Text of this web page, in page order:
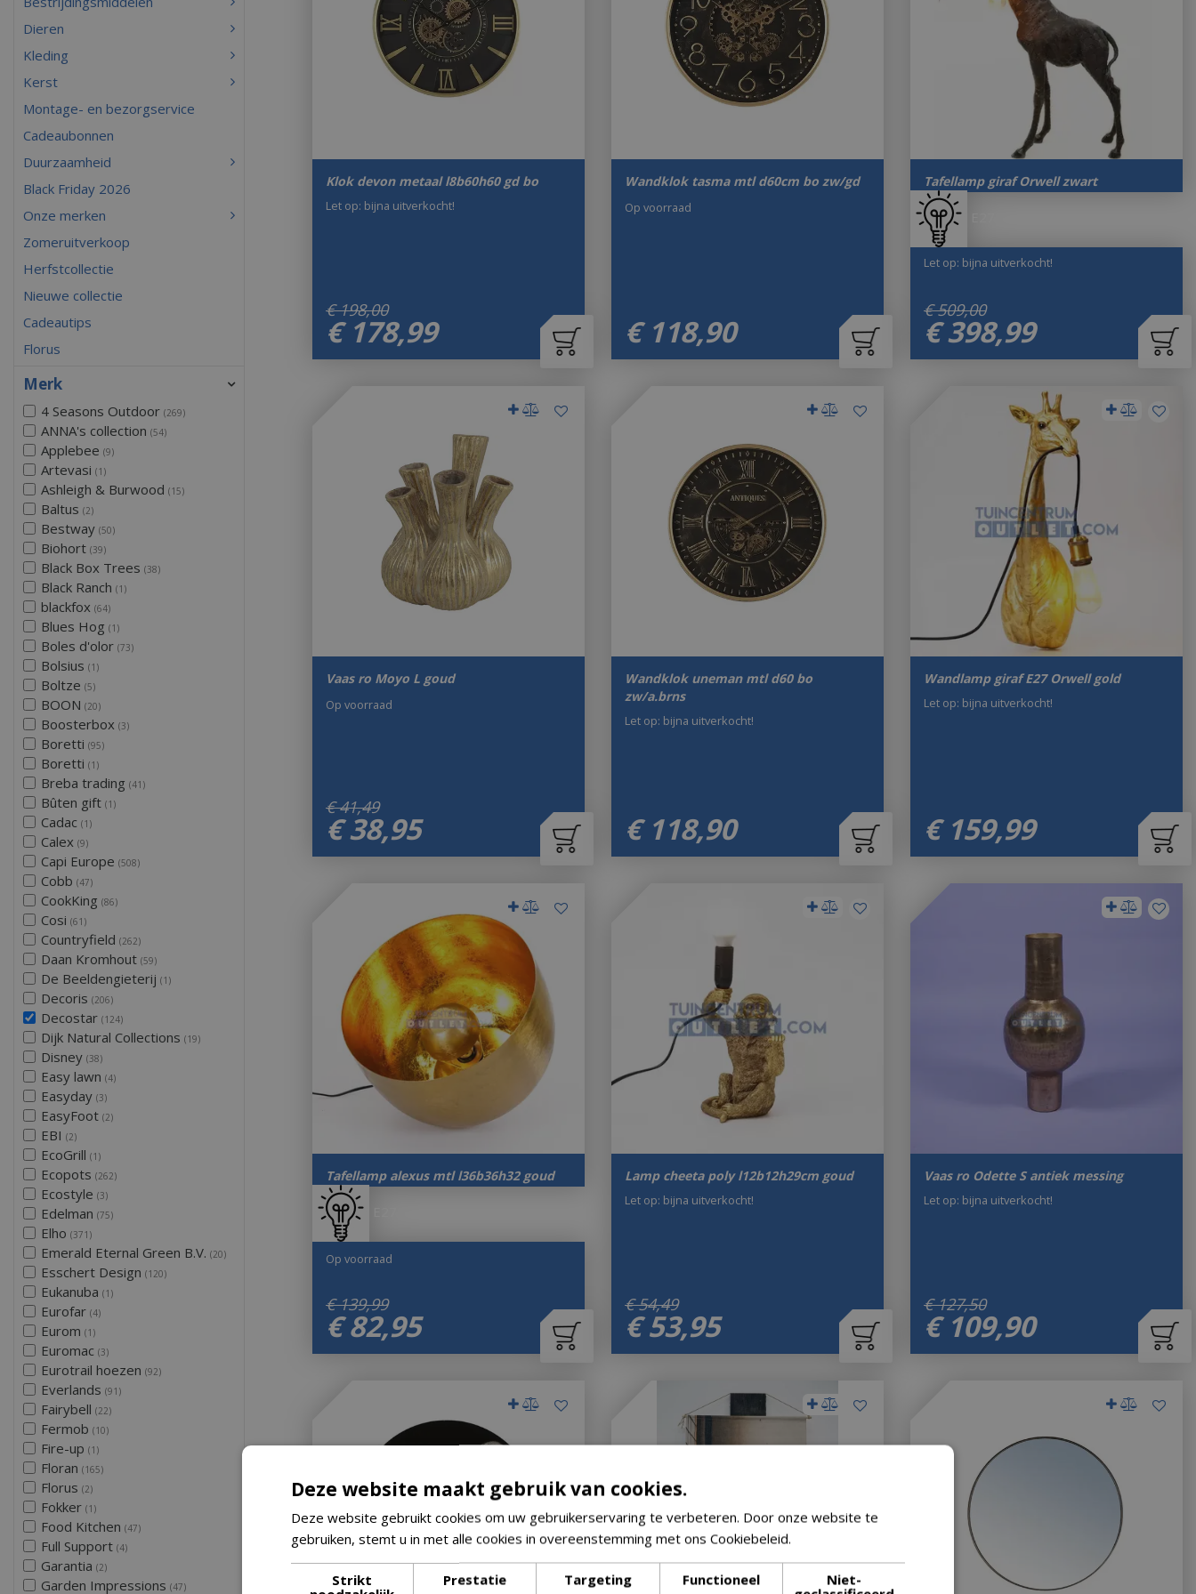
Klok devon metaal l8b60h60 gd bo
€ 198,00
€ 178,99
Let op: bijna uitverkocht!
Wandklok tasma mtl d60cm bo zw/gd
€ 118,90
Op voorraad
Tafellamp giraf Orwell zwart
€ 509,00
€ 398,99
Let op: bijna uitverkocht!
Vaas ro Moyo L goud
€ 41,49
€ 38,95
Op voorraad
Wandklok uneman mtl d60 bo
zw/a.brns
€ 118,90
Let op: bijna uitverkocht!
Wandlamp giraf E27 Orwell gold
€ 159,99
Let op: bijna uitverkocht!
Tafellamp alexus mtl l36b36h32 goud
€ 139,99
€ 82,95
Op voorraad
Lamp cheeta poly l12b12h29cm goud
€ 54,49
€ 53,95
Let op: bijna uitverkocht!
Vaas ro Odette S antiek messing
€ 127,50
€ 109,90
Let op: bijna uitverkocht!
Dieren
Kleding
Kerst
Montage- en bezorgservice
Cadeaubonnen
Duurzaamheid
Black Friday 2026
Onze merken
Zomeruitverkoop
Herfstcollectie
Nieuwe collectie
Cadeautips
Florus
Merk
4 Seasons Outdoor (269)
ANNA's collection (54)
Applebee (9)
Artevasi (1)
Ashleigh & Burwood (15)
Baltus (2)
Bestway (50)
Biohort (39)
Black Box Trees (38)
Black Ranch (1)
blackfox (64)
Blues Hog (1)
Boles d'olor (73)
Bolsius (1)
Boltze (5)
BOON (20)
Boosterbox (3)
Boretti (95)
Boretti (1)
Breba trading (41)
Bûten gift (1)
Cadac (1)
Calex (9)
Capi Europe (508)
Cobb (47)
CookKing (86)
Cosi (61)
Countryfield (262)
Daan Kromhout (59)
De Beeldengieterij (1)
Decoris (206)
Decostar (124)
Dijk Natural Collections (19)
Disney (38)
Easy lawn (4)
Easyday (3)
EasyFoot (2)
EBI (2)
EcoGrill (1)
Ecopots (262)
Ecostyle (3)
Edelman (75)
Elho (371)
Emerald Eternal Green B.V. (20)
Esschert Design (120)
Eukanuba (1)
Eurofar (4)
Eurom (1)
Euromac (3)
Eurotrail hoezen (92)
Everlands (91)
Fairybell (22)
Fermob (10)
Fire-up (1)
Floran (165)
Florus (2)
Fokker (1)
Food Kitchen (47)
Full Support (4)
Garantia (2)
Garden Impressions (47)
Deze website maakt gebruik van cookies.
Deze website gebruikt cookies om uw gebruikerservaring te verbeteren. Door onze website te
gebruiken, stemt u in met alle cookies in overeenstemming met ons Cookiebeleid.
Strikt
Prestatie Targeting Functioneel
Niet-